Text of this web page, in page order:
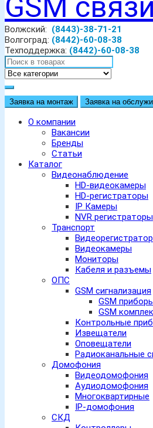
Волжский: (8443)-38-71-21
Волгоград: (8442)-60-08-38
Техподдержка: (8442)-60-08-38
Заявка на монтаж Заявка на
О компании
Вакансии
Бренды
Статьи
Каталог
Видеонаблюдение
HD-видеокамеры
HD-регистраторы
IP Камеры
NVR регистраторы
Транспорт
Видеокамеры
Мониторы
Кабеля и разъемы
ОПС
GSM сигнализация
GSM
GSM
Контрольные
Извещатели
Оповещатели
Радиоканальные
Домофония
Видеодомофония
Аудиодомофония
Многоквартирные
IP-домофония
СКД